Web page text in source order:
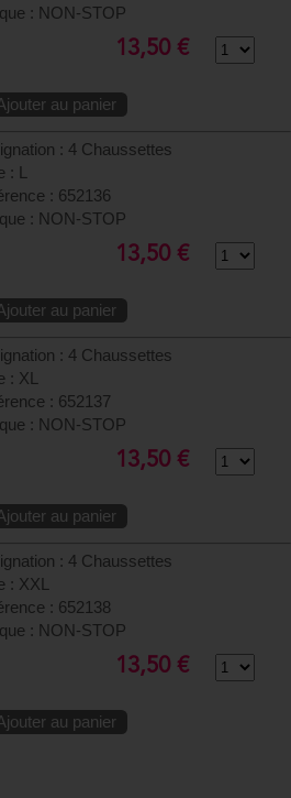
: NON-STOP
13,50 €
au panier
: 4 Chaussettes
: L
: 652136
: NON-STOP
13,50 €
au panier
: 4 Chaussettes
: XL
: 652137
: NON-STOP
13,50 €
au panier
: 4 Chaussettes
: XXL
: 652138
: NON-STOP
13,50 €
au panier